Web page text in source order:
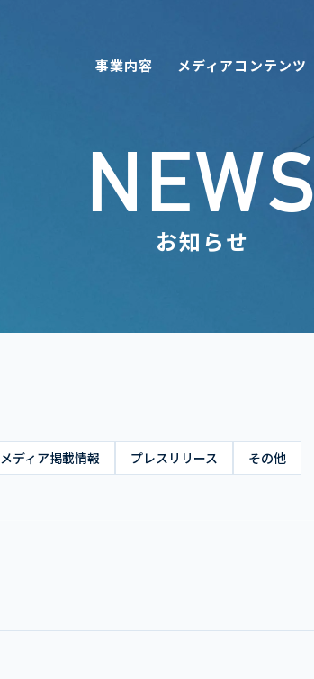
事業内容 メディアコンテンツ
NEWS
お知らせ
メディア掲載情報 プレスリリース その他